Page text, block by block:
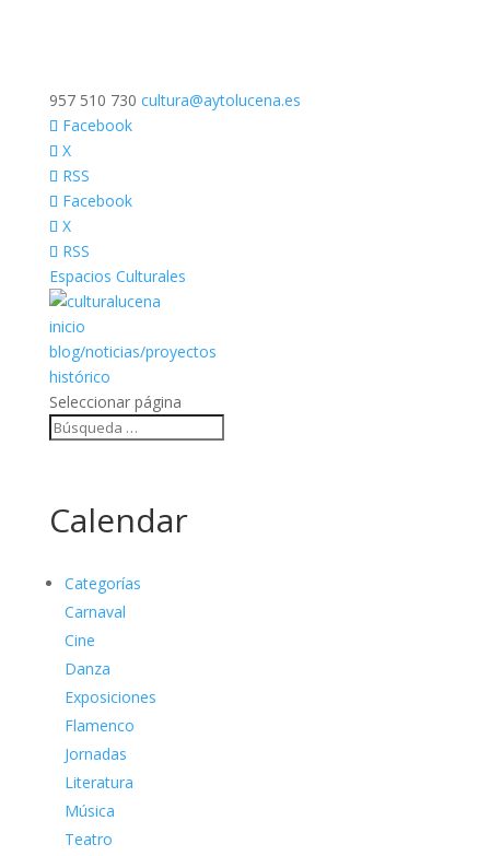
957 510 730 cultura@aytolucena.es
Facebook
X
RSS
Facebook
X
RSS
Espacios Culturales
inicio
blog/noticias/proyectos
histórico
Seleccionar página
Calendar
Categorías
Carnaval
Cine
Danza
Exposiciones
Flamenco
Jornadas
Literatura
Música
Teatro